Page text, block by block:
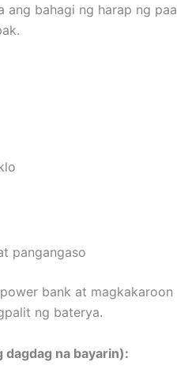
ang bahagi ng harap ng paa
pangangaso
bank at magkakaroon
ng baterya.
dagdag na bayarin):